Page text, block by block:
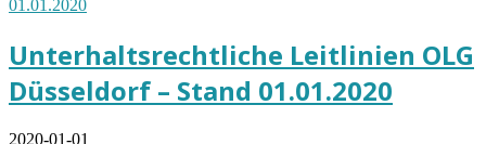
Unterhaltsrechtliche Leitlinien OLG
Düsseldorf – Stand 01.01.2020
2020-01-01